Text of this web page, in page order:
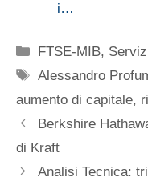
i…
Categorie
FTSE-MIB,
Tag
Alessandro
aumento di capitale,
Berkshire
di Kraft
Analisi Tecnica: